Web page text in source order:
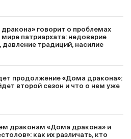
говорит о проблемах
патриархата: недоверие
давление традиций, насилие
продолжение «Дома дракона»:
второй сезон и что о нем уже
драконам «Дома дракона» и
как их различать, кто